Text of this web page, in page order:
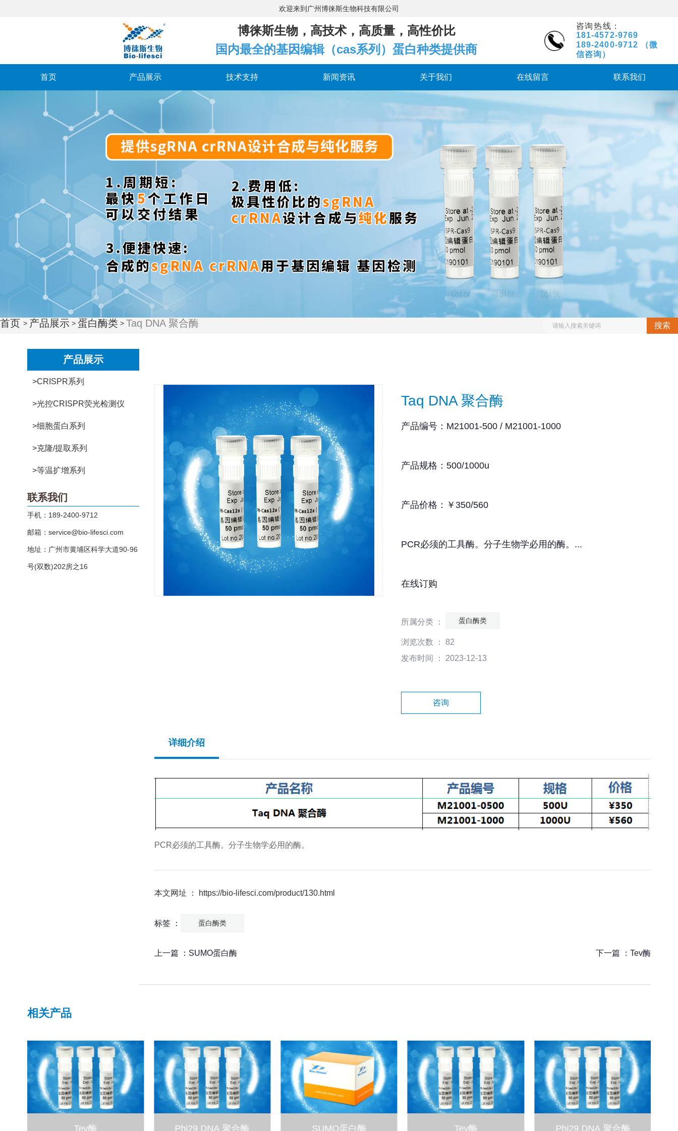
欢迎来到广州博徕斯生物科技有限公司
博徕斯生物，高技术，高质量，高性价比
国内最全的基因编辑（cas系列）蛋白种类提供商
咨询热线：
181-4572-9769
189-2400-9712
（微
信咨询）
首页 产品展示 技术支持 新闻资讯 关于我们 在线留言 联系我们
首页 > 产品展示 > 蛋白酶类 > Taq DNA 聚合酶 搜索
产品展示
>CRISPR系列
>光控CRISPR荧光检测仪
>细胞蛋白系列
>克隆/提取系列
>等温扩增系列
联系我们
手机：189-2400-9712
邮箱：service@bio-lifesci.com
地址：广州市黄埔区科学大道90-96
号(双数)202房之16
Taq DNA 聚合酶
产品编号：M21001-500 / M21001-1000
产品规格：500/1000u
产品价格：￥350/560
PCR必须的工具酶。分子生物学必用的酶。...
在线订购
所属分类 ： 蛋白酶类
浏览次数 ：82
发布时间 ： 2023-12-13
咨询
详细介绍
PCR必须的工具酶。分子生物学必用的酶。
本文网址 ： https://bio-lifesci.com/product/130.html
标签 ： 蛋白酶类
上一篇 ： SUMO蛋白酶 下一篇 ：Tev酶
相关产品
Tev酶 Phi29 DNA 聚合酶 SUMO蛋白酶 Tev酶 Phi29 DNA 聚合酶